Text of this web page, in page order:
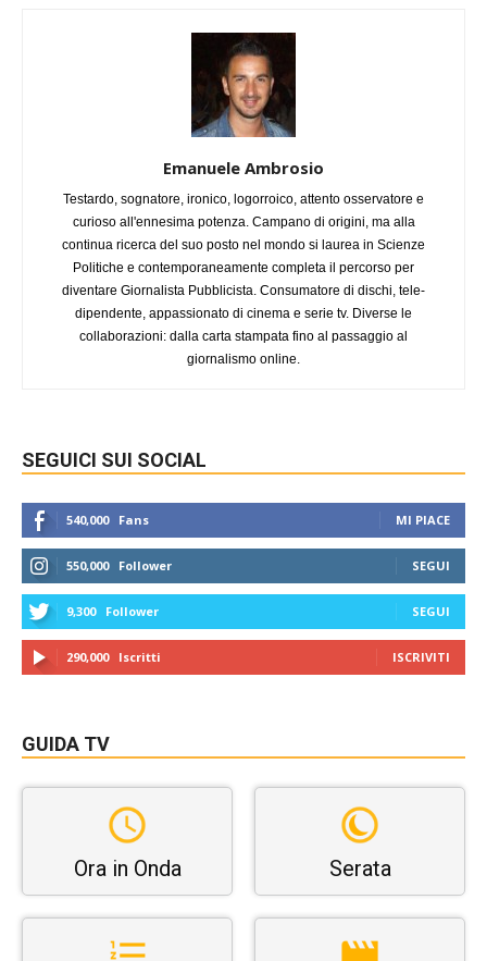
Emanuele Ambrosio
Testardo, sognatore, ironico, logorroico, attento osservatore e
curioso all'ennesima potenza. Campano di origini, ma alla
continua ricerca del suo posto nel mondo si laurea in Scienze
Politiche e contemporaneamente completa il percorso per
diventare Giornalista Pubblicista. Consumatore di dischi, tele-
dipendente, appassionato di cinema e serie tv. Diverse le
collaborazioni: dalla carta stampata fino al passaggio al
giornalismo online.
SEGUICI SUI SOCIAL
540,000 Fans MI PIACE
550,000 Follower SEGUI
9,300 Follower SEGUI
290,000 Iscritti ISCRIVITI
GUIDA TV
Ora in Onda Serata